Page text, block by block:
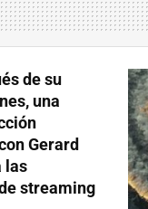
de su
una
Gerard
las
streaming